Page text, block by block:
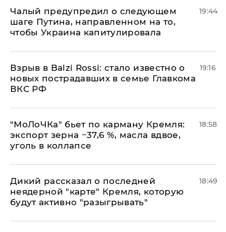
Чалый предупредил о следующем
шаге Путина, направленном на то,
чтобы Украина капитулировала
19:44
Взрыв в Balzi Rossi: стало известно о
новых пострадавших в семье Главкома
ВКС РФ
19:16
​"МоЛоЧКа" бьет по карману Кремля:
экспорт зерна −37,6 %, масла вдвое,
уголь в коллапсе
18:58
Дикий рассказал о последней
неядерной "карте" Кремля, которую
будут активно "разыгрывать"
18:49